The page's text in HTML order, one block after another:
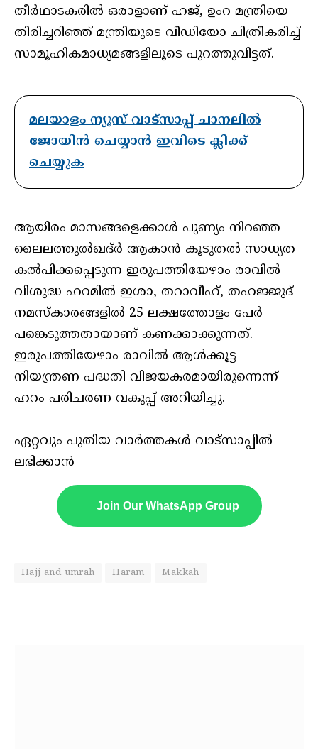
തീര്‍ഥാടകരില്‍ ഒരാളാണ് ഹജ്, ഉംറ മന്ത്രിയെ
തിരിച്ചറിഞ്ഞ് മന്ത്രിയുടെ വീഡിയോ ചിത്രീകരിച്ച്
സാമൂഹികമാധ്യമങ്ങളിലൂടെ പുറത്തുവിട്ടത്.
മലയാളം ന്യൂസ് വാട്സാപ്പ് ചാനലിൽ
ജോയിൻ ചെയ്യാൻ ഇവിടെ ക്ലിക്ക്
ചെയ്യുക
ആയിരം മാസങ്ങളെക്കാള്‍ പുണ്യം നിറഞ്ഞ
ലൈലത്തുല്‍ഖദ്ര്‍ ആകാന്‍ കൂടുതല്‍ സാധ്യത
കല്‍പിക്കപ്പെടുന്ന ഇരുപത്തിയേഴാം രാവില്‍
വിശുദ്ധ ഹറമില്‍ ഇശാ, തറാവീഹ്, തഹജ്ജുദ്
നമസ്‌കാരങ്ങളില്‍ 25 ലക്ഷത്തോളം പേര്‍
പങ്കെടുത്തതായാണ് കണക്കാക്കുന്നത്.
ഇരുപത്തിയേഴാം രാവില്‍ ആള്‍ക്കൂട്ട
നിയന്ത്രണ പദ്ധതി വിജയകരമായിരുന്നെന്ന്
ഹറം പരിചരണ വകുപ്പ് അറിയിച്ചു.
ഏറ്റവും പുതിയ വാർത്തകൾ വാട്സാപ്പിൽ
ലഭിക്കാൻ
Join Our WhatsApp Group
Hajj and umrah Haram Makkah